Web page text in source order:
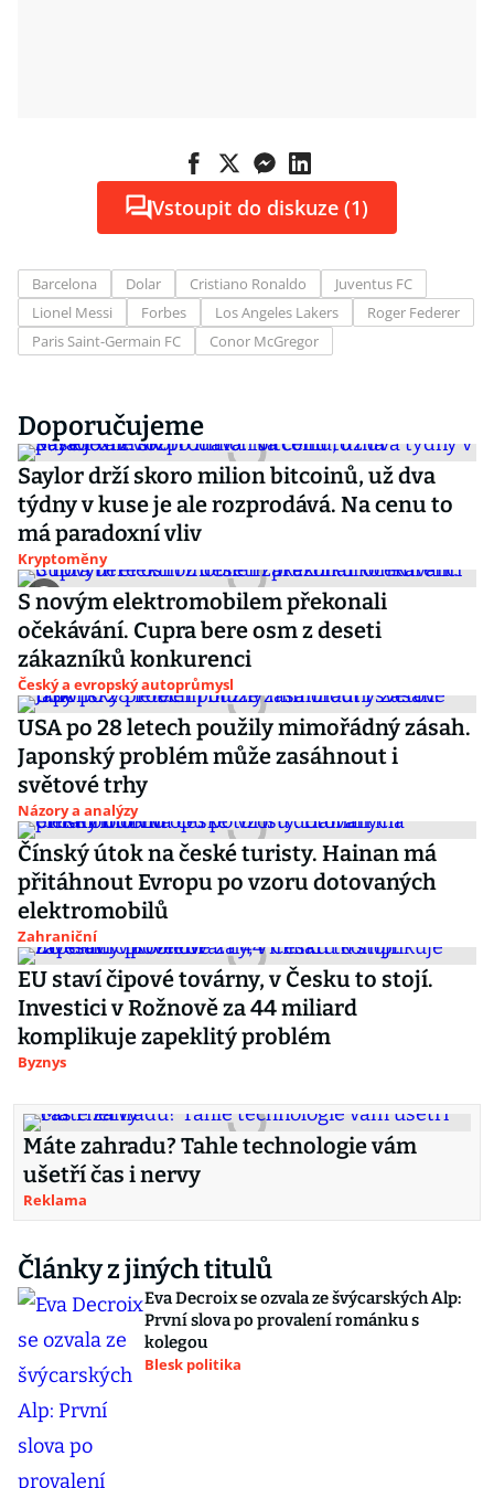
Vstoupit do diskuze (1)
Barcelona Dolar Cristiano Ronaldo
Juventus FC
Lionel Messi
Forbes Los Angeles Lakers
Roger Federer
Paris Saint-Germain FC
Conor McGregor
Doporučujeme
Saylor drží skoro milion bitcoinů, už dva
týdny v kuse je ale rozprodává. Na cenu to
má paradoxní vliv
Kryptoměny
S novým elektromobilem překonali
očekávání. Cupra bere osm z deseti
zákazníků konkurenci
Český a evropský autoprůmysl
USA po 28 letech použily mimořádný zásah.
Japonský problém může zasáhnout i
světové trhy
Názory a analýzy
Čínský útok na české turisty. Hainan má
přitáhnout Evropu po vzoru dotovaných
elektromobilů
Zahraniční
EU staví čipové továrny, v Česku to stojí.
Investici v Rožnově za 44 miliard
komplikuje zapeklitý problém
Byznys
Máte zahradu? Tahle technologie vám
ušetří čas i nervy
Reklama
Články z jiných titulů
Eva Decroix se ozvala ze švýcarských Alp:
První slova po provalení románku s
kolegou
Blesk politika